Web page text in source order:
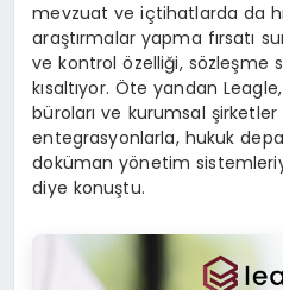
mevzuat ve içtihatlarda da
araştırmalar yapma fırsatı
ve kontrol özelliği, sözleşme
kısaltıyor. Öte yandan
büroları ve kurumsal
entegrasyonlarla, hukuk
doküman yönetim
diye konuştu.